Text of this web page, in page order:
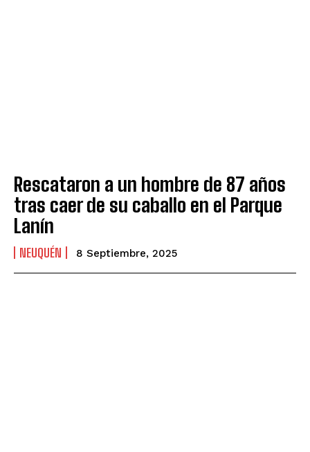
Rescataron a un hombre de 87 años
tras caer de su caballo en el Parque
Lanín
NEUQUÉN 8 Septiembre, 2025